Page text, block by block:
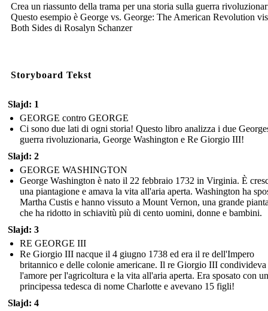
Crea un riassunto della trama per una storia sulla guerra
Questo esempio è George vs. George: The American Revolution
Both Sides di Rosalyn Schanzer
Storyboard Tekst
Slajd: 1
GEORGE contro GEORGE
Ci sono due lati di ogni storia! Questo libro analizza i due
guerra rivoluzionaria, George Washington e Re Giorgio III!
Slajd: 2
GEORGE WASHINGTON
George Washington è nato il 22 febbraio 1732 in Virginia. È
una piantagione e amava la vita all'aria aperta. Washington ha
Martha Custis e hanno vissuto a Mount Vernon, una grande
che ha ridotto in schiavitù più di cento uomini, donne e bambini.
Slajd: 3
RE GEORGE III
Re Giorgio III nacque il 4 giugno 1738 ed era il re dell'Impero
britannico e delle colonie americane. Il re Giorgio III condivideva
l'amore per l'agricoltura e la vita all'aria aperta. Era sposato con
principessa tedesca di nome Charlotte e avevano 15 figli!
Slajd: 4